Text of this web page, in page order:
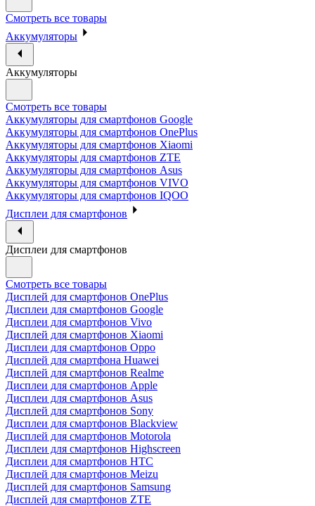
Смотреть все товары
Аккумуляторы
Аккумуляторы
Смотреть все товары
Аккумуляторы для смартфонов Google
Аккумуляторы для смартфонов OnePlus
Аккумуляторы для смартфонов Xiaomi
Аккумуляторы для смартфонов ZTE
Аккумуляторы для cмартфонов Asus
Аккумуляторы для смартфонов VIVO
Аккумуляторы для смартфонов IQOO
Дисплеи для смартфонов
Дисплеи для смартфонов
Смотреть все товары
Дисплей для смартфонов OnePlus
Дисплеи для смартфонов Google
Дисплеи для смартфонов Vivo
Дисплей для смартфонов Xiaomi
Дисплеи для смартфонов Oppo
Дисплей для смартфона Huawei
Дисплей для смартфонов Realme
Дисплеи для смартфонов Apple
Дисплеи для смартфонов Asus
Дисплей для смартфонов Sony
Дисплеи для смартфонов Blackview
Дисплей для смартфонов Motorola
Дисплеи для смартфонов Highscreen
Дисплеи для смартфонов HTC
Дисплей для смартфонов Meizu
Дисплей для смартфонов Samsung
Дисплей для смартфонов ZTE